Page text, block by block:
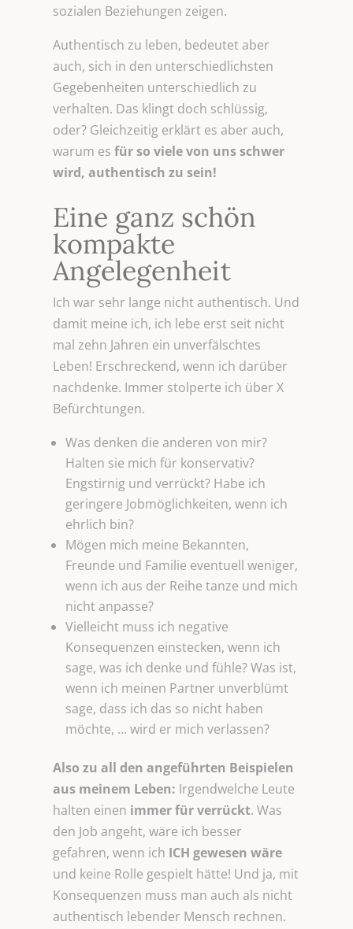
sozialen Beziehungen zeigen.
Authentisch zu leben, bedeutet aber
auch, sich in den unterschiedlichsten
Gegebenheiten unterschiedlich zu
verhalten. Das klingt doch schlüssig,
oder? Gleichzeitig erklärt es aber auch,
warum es für so viele von uns schwer
wird, authentisch zu sein!
Eine ganz schön
kompakte
Angelegenheit
Ich war sehr lange nicht authentisch. Und
damit meine ich, ich lebe erst seit nicht
mal zehn Jahren ein unverfälschtes
Leben! Erschreckend, wenn ich darüber
nachdenke. Immer stolperte ich über X
Befürchtungen.
Was denken die anderen von mir?
Halten sie mich für konservativ?
Engstirnig und verrückt? Habe ich
geringere Jobmöglichkeiten, wenn ich
ehrlich bin?
Mögen mich meine Bekannten,
Freunde und Familie eventuell weniger,
wenn ich aus der Reihe tanze und mich
nicht anpasse?
Vielleicht muss ich negative
Konsequenzen einstecken, wenn ich
sage, was ich denke und fühle? Was ist,
wenn ich meinen Partner unverblümt
sage, dass ich das so nicht haben
möchte, … wird er mich verlassen?
Also zu all den angeführten Beispielen
aus meinem Leben: Irgendwelche Leute
halten einen immer für verrückt. Was
den Job angeht, wäre ich besser
gefahren, wenn ich ICH gewesen wäre
und keine Rolle gespielt hätte! Und ja, mit
Konsequenzen muss man auch als nicht
authentisch lebender Mensch rechnen.